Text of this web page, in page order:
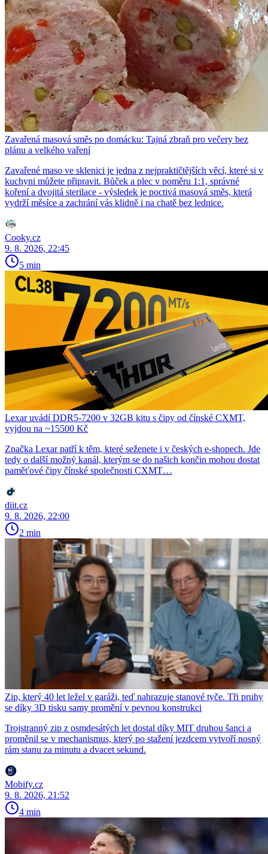
Zavařená masová směs po domácku: Tajná zbraň pro večery bez
plánu a velkého vaření
Zavařené maso ve sklenici je jedna z nejpraktičtějších věcí, které si v
kuchyni můžete připravit. Bůček a plec v poměru 1:1, správné
koření a dvojitá sterilace - výsledek je poctivá masová směs, která
vydrží měsíce a zachrání vás klidně i na chatě bez lednice.
Cooky.cz
9. 8. 2026, 22:45
5 min
Lexar uvádí DDR5-7200 v 32GB kitu s čipy od čínské CXMT,
vyjdou na ~15500 Kč
Značka Lexar patří k těm, které seženete i v českých e-shopech. Jde
tedy o další možný kanál, kterým se do našich končin mohou dostat
paměťové čipy čínské společnosti CXMT…
diit.cz
9. 8. 2026, 22:00
2 min
Zip, který 40 let ležel v garáži, teď nahrazuje stanové tyče. Tři pruhy
se díky 3D tisku samy promění v pevnou konstrukci
Trojstranný zip z osmdesátých let dostal díky MIT druhou šanci a
proměnil se v mechanismus, který po stažení jezdcem vytvoří nosný
rám stanu za minutu a dvacet sekund.
Mobify.cz
9. 8. 2026, 21:52
4 min